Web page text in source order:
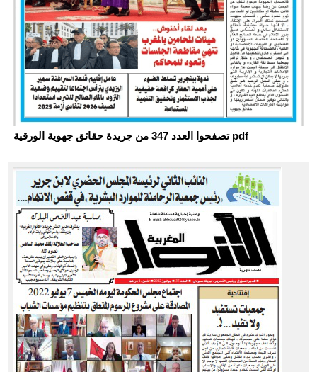
تصفحوا العدد 347 من جريدة حقائق جهوية الورقية pdf